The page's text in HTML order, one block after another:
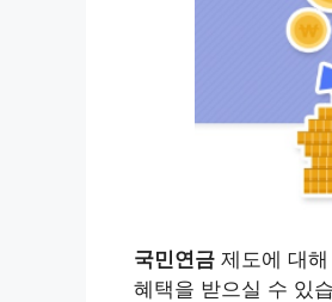
국민연금 제도에 대
혜택을 받으실 수 있